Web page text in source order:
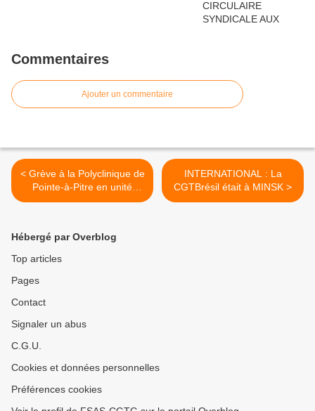
Commentaires
Ajouter un commentaire
< Grève à la Polyclinique de
Pointe-à-Pitre en unité
d'action syndicale
INTERNATIONAL : La
CGTBrésil était à MINSK >
Hébergé par Overblog
Top articles
Pages
Contact
Signaler un abus
C.G.U.
Cookies et données personnelles
Préférences cookies